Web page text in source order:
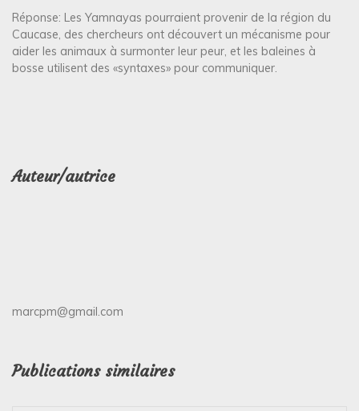
Réponse: Les Yamnayas pourraient provenir de la région du
Caucase, des chercheurs ont découvert un mécanisme pour
aider les animaux à surmonter leur peur, et les baleines à
bosse utilisent des «syntaxes» pour communiquer.
Auteur/autrice
marcpm@gmail.com
Publications similaires